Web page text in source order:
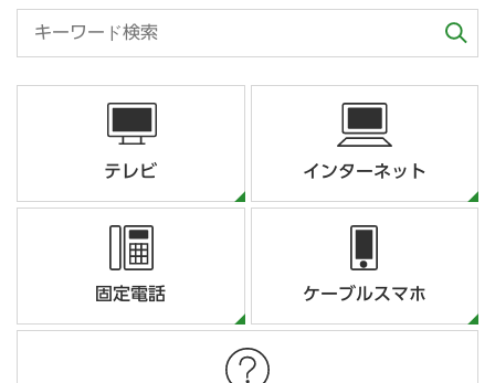
テレビ インターネット
固定電話 ケーブルスマホ